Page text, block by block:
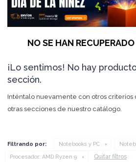
NO SE HAN
¡Lo sentimos! No hay
sección.
Inténtalo nuevamente con otros criterios
otras secciones de nuestro catálogo.
Filtrando por: Notebooks y PC
Procesador: AMD Ryzen 9 Quitar filtros